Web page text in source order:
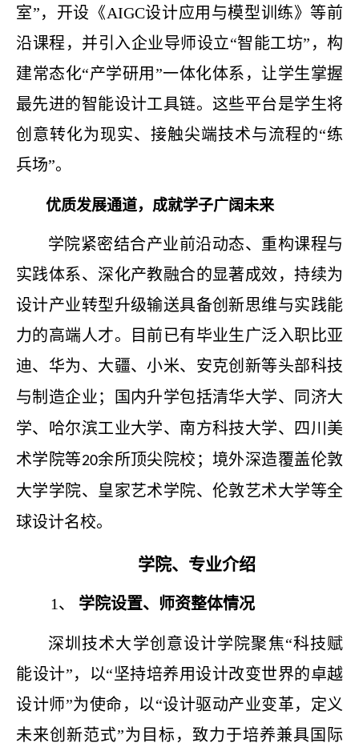
室”，开设《AIGC设计应用与模型训练》等前
沿课程，并引入企业导师设立“智能工坊”，构
建常态化“产学研用”一体化体系，让学生掌握
最先进的智能设计工具链。这些平台是学生将
创意转化为现实、接触尖端技术与流程的“练
兵场”。
优质发展通道，成就学子广阔未来
学院紧密结合产业前沿动态、重构课程与
实践体系、深化产教融合的显著成效，持续为
设计产业转型升级输送具备创新思维与实践能
力的高端人才。目前已有毕业生广泛入职比亚
迪、华为、大疆、小米、安克创新等头部科技
与制造企业；国内升学包括清华大学、同济大
学、哈尔滨工业大学、南方科技大学、四川美
术学院等20余所顶尖院校；境外深造覆盖伦敦
大学学院、皇家艺术学院、伦敦艺术大学等全
球设计名校。
学院、专业介绍
1、 学院设置、师资整体情况
深圳技术大学创意设计学院聚焦“科技赋
能设计”，以“坚持培养用设计改变世界的卓越
设计师”为使命，以“设计驱动产业变革，定义
未来创新范式”为目标，致力于培养兼具国际